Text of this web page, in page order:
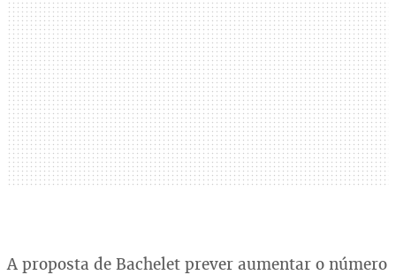
A proposta de Bachelet prever aumentar o número